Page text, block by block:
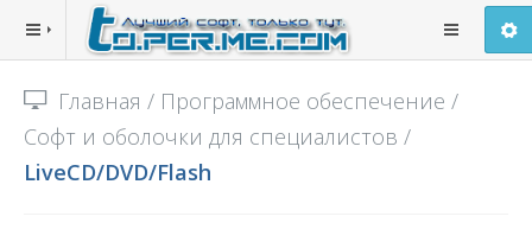
Главная / Программное обеспечение /
Софт и оболочки для специалистов /
LiveCD/DVD/Flash